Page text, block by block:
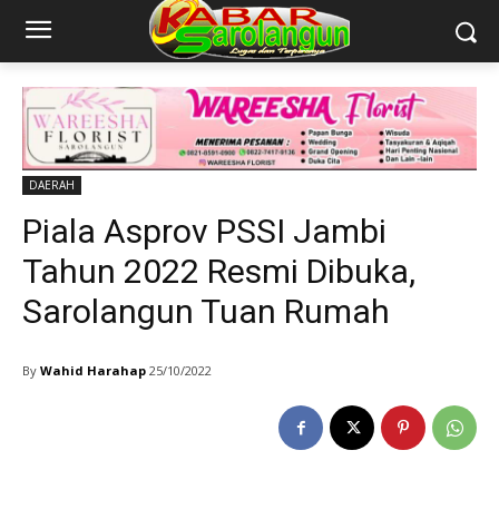
DAERAH
Piala Asprov PSSI Jambi
Tahun 2022 Resmi Dibuka,
Sarolangun Tuan Rumah
By Wahid Harahap 25/10/2022